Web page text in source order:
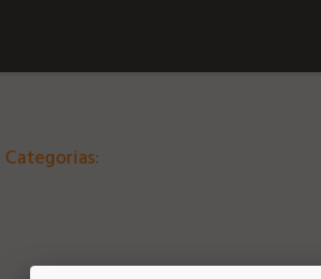
Categorias: